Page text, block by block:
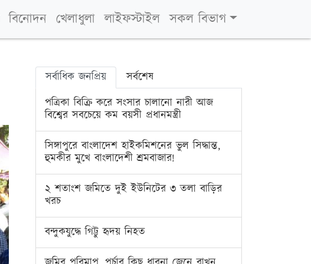
বিনোদন খেলাধুলা লাইফস্টাইল সকল বিভাগ
সর্বাধিক জনপ্রিয়
সর্বশেষ
পত্রিকা বিক্রি করে সংসার চালানো নারী আজ
বিশ্বের সবচেয়ে কম বয়সী প্রধানমন্ত্রী
সিঙ্গাপুরে বাংলাদেশ হাইকমিশনের ভুল সিদ্ধান্ত,
হুমকীর মুখে বাংলাদেশী শ্রমবাজার!
২ শতাংশ জমিতে দুই ইউনিটের ৩ তলা বাড়ির
খরচ
বন্দুকযুদ্ধে গিট্টু হৃদয় নিহত